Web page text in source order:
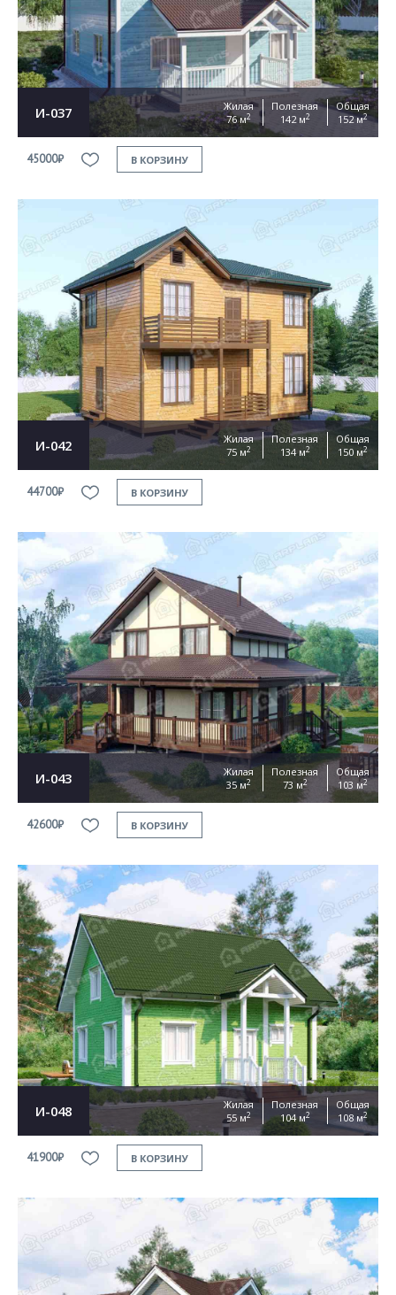
И-037
Жилая
76 м2
Полезная
142 м2
Общая
152 м2
45000₽ В КОРЗИНУ
И-042
Жилая
75 м2
Полезная
134 м2
Общая
150 м2
44700₽ В КОРЗИНУ
И-043
Жилая
35 м2
Полезная
73 м2
Общая
103 м2
42600₽ В КОРЗИНУ
И-048
Жилая
55 м2
Полезная
104 м2
Общая
108 м2
41900₽ В КОРЗИНУ